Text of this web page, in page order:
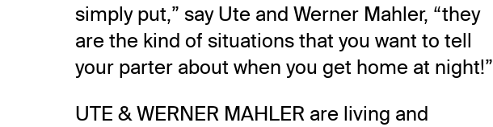
simply put,” say Ute and Werner Mahler, “they
are the kind of situations that you want to tell
your parter about when you get home at night!”
UTE & WERNER MAHLER are living and